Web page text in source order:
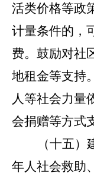
活类价格等政
计量条件的，
费。鼓励对社
地租金等支持
人等社会力量
会捐赠等方式
（十五）
年人社会救助